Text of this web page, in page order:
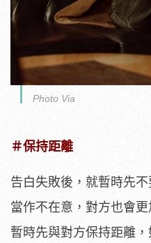
Photo Via
＃保持距離
告白失敗後，就暫時先
當作不在意，對方也會
暫時先與對方保持距離